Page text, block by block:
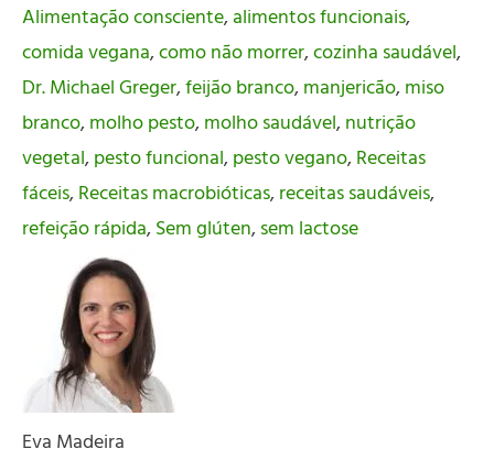
Alimentação consciente,alimentos funcionais,
comida vegana,como não morrer,cozinha saudável,
Dr. Michael Greger,feijão branco,manjericão,miso
branco,molho pesto,molho saudável,nutrição
vegetal,pesto funcional,pesto vegano,Receitas
fáceis,Receitas macrobióticas,receitas saudáveis,
refeição rápida,Sem glúten,sem lactose